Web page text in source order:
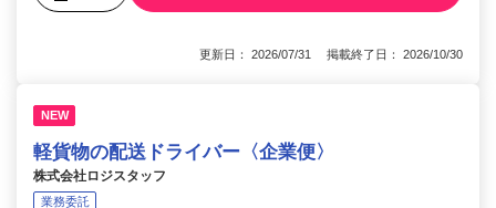
更新日： 2026/07/31 掲載終了日： 2026/10/30
NEW
軽貨物の配送ドライバー〈企業便〉
株式会社ロジスタッフ
業務委託